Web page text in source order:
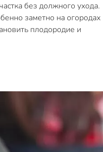
без должного ухода.
заметно на огородах
плодородие и